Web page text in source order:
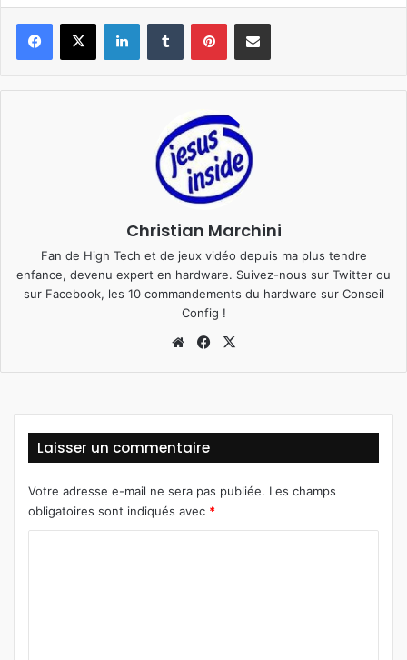
LinkedinTumblr PinterestPargater via Email
Christian Marchini
Fan de High Tech et de jeux vidéo depuis ma plus tendre
enfance, devenu expert en hardware. Suivez-nous sur Twitter ou
sur Facebook, les 10 commandements du hardware sur Conseil
Config !
WebsiteFacebook
Laisser un commentaire
Votre adresse e-mail ne sera pas publiée. Les champs
obligatoires sont indiqués avec *